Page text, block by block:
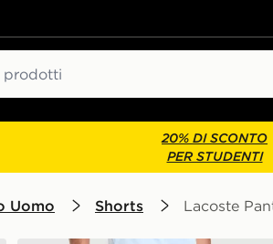
20% DI SCONTO
PER STUDENTI
Uomo Shorts Lacoste